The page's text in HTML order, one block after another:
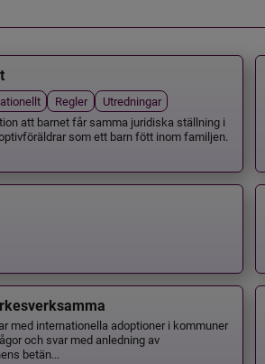
Regler
Utredningar
att barnet får samma juridiska ställning i
som ett barn fött inom familjen.
med internationella adoptioner i kommuner
och svar med anledning av
betän...